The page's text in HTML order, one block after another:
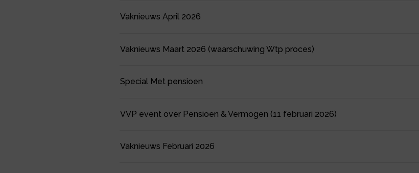
Vaknieuws April 2026
Vaknieuws Maart 2026 (waarschuwing Wtp proces)
Special Met pensioen
VVP event over Pensioen & Vermogen (11 februari 2026)
Vaknieuws Februari 2026